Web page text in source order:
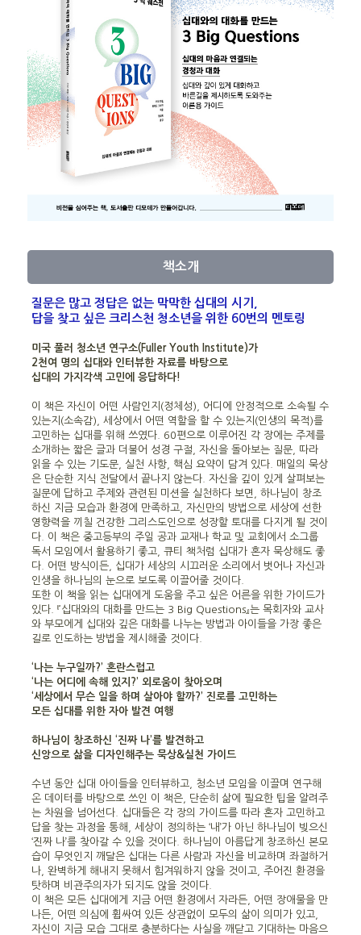
책소개
질문은 많고 정답은 없는 막막한 십대의 시기,
답을 찾고 싶은 크리스천 청소년을 위한 60번의 멘토링
미국 풀러 청소년 연구소(Fuller Youth Institute)가
2천여 명의 십대와 인터뷰한 자료를 바탕으로
십대의 가지각색 고민에 응답하다!
이 책은 자신이 어떤 사람인지(정체성), 어디에 안정적으로 소속될 수
있는지(소속감), 세상에서 어떤 역할을 할 수 있는지(인생의 목적)를
고민하는 십대를 위해 쓰였다. 60편으로 이루어진 각 장에는 주제를
소개하는 짧은 글과 더불어 성경 구절, 자신을 돌아보는 질문, 따라
읽을 수 있는 기도문, 실천 사항, 핵심 요약이 담겨 있다. 매일의 묵상
은 단순한 지식 전달에서 끝나지 않는다. 자신을 깊이 있게 살펴보는
질문에 답하고 주제와 관련된 미션을 실천하다 보면, 하나님이 창조
하신 지금 모습과 환경에 만족하고, 자신만의 방법으로 세상에 선한
영향력을 끼칠 건강한 그리스도인으로 성장할 토대를 다지게 될 것이
다. 이 책은 중고등부의 주일 공과 교재나 학교 및 교회에서 소그룹
독서 모임에서 활용하기 좋고, 큐티 책처럼 십대가 혼자 묵상해도 좋
다. 어떤 방식이든, 십대가 세상의 시끄러운 소리에서 벗어나 자신과
인생을 하나님의 눈으로 보도록 이끌어줄 것이다.
또한 이 책을 읽는 십대에게 도움을 주고 싶은 어른을 위한 가이드가
있다. 『십대와의 대화를 만드는 3 Big Questions』는 목회자와 교사
와 부모에게 십대와 깊은 대화를 나누는 방법과 아이들을 가장 좋은
길로 인도하는 방법을 제시해줄 것이다.
‘나는 누구일까?’ 혼란스럽고
‘나는 어디에 속해 있지?’ 외로움이 찾아오며
‘세상에서 무슨 일을 하며 살아야 할까?’ 진로를 고민하는
모든 십대를 위한 자아 발견 여행
하나님이 창조하신 ‘진짜 나’를 발견하고
신앙으로 삶을 디자인해주는 묵상&실천 가이드
수년 동안 십대 아이들을 인터뷰하고, 청소년 모임을 이끌며 연구해
온 데이터를 바탕으로 쓰인 이 책은, 단순히 삶에 필요한 팁을 알려주
는 차원을 넘어선다. 십대들은 각 장의 가이드를 따라 혼자 고민하고
답을 찾는 과정을 통해, 세상이 정의하는 ‘내’가 아닌 하나님이 빚으신
‘진짜 나’를 찾아갈 수 있을 것이다. 하나님이 아름답게 창조하신 본모
습이 무엇인지 깨달은 십대는 다른 사람과 자신을 비교하며 좌절하거
나, 완벽하게 해내지 못해서 힘겨워하지 않을 것이고, 주어진 환경을
탓하며 비관주의자가 되지도 않을 것이다.
이 책은 모든 십대에게 지금 어떤 환경에서 자라든, 어떤 장애물을 만
나든, 어떤 의심에 휩싸여 있든 상관없이 모두의 삶이 의미가 있고,
자신이 지금 모습 그대로 충분하다는 사실을 깨닫고 기대하는 마음으